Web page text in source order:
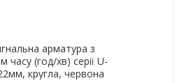
арматура з
часу (год/хв) серії U-
кругла, червона